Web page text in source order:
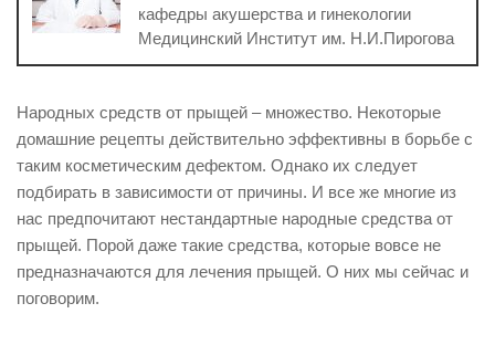
кафедры акушерства и гинекологии
Медицинский Институт им. Н.И.Пирогова
Народных средств от прыщей – множество. Некоторые
домашние рецепты действительно эффективны в борьбе с
таким косметическим дефектом. Однако их следует
подбирать в зависимости от причины. И все же многие из
нас предпочитают нестандартные народные средства от
прыщей. Порой даже такие средства, которые вовсе не
предназначаются для лечения прыщей. О них мы сейчас и
поговорим.